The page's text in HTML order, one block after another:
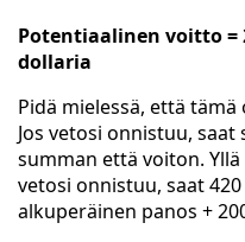
Potentiaalinen voitto =
dollaria
Pidä mielessä, että
Jos vetosi onnistuu,
summan että voiton.
vetosi onnistuu, saat
alkuperäinen panos +